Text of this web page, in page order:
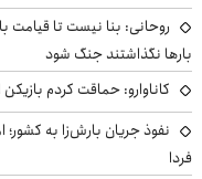
روحانی: بنا نیست تا قیامت
بارها نگذاشتند جنگ شود
کاناوارو: حماقت کردم
فردا